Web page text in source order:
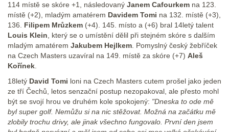
114 místě se skóre +1, následovaný Janem Cafourkem na 123.
místě (+2), mladým amatérem Davidem Tomi na 132. místě (+3),
136. Filipem Mrůzkem (+4). 145. místo a (+6) bral 14letý talent
Louis Klein, který se o umístění dělil při stejném skóre s dalším
mladým amatérem Jakubem Hejlkem. Pomyslný český žebříček
na Czech Masters uzavíral na 149. místě za skóre (+7) Aleš
Kořínek.
18letý David Tomi loni na Czech Masters cutem prošel jako jeden
ze tří Čechů, letos senzační postup nezopakoval, ale přesto mohl
být se svojí hrou ve druhém kole spokojený: "Dneska to ode mě
byl super golf. Nemůžu si na nic stěžovat. Možná na začátku mě
zlobily trochu drivy, ale jinak všechno fungovalo. První den jsem